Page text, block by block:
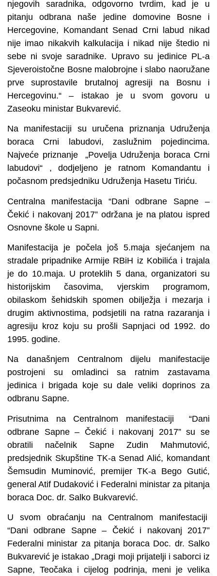
njegovih saradnika, odgovorno tvrdim, kad je u
pitanju odbrana naše jedine domovine Bosne i
Hercegovine, Komandant Senad Crni labud nikad
nije imao nikakvih kalkulacija i nikad nije štedio ni
sebe ni svoje saradnike. Upravo su jedinice PL-a
Sjeveroistočne Bosne malobrojne i slabo naoružane
prve suprostavile brutalnoj agresiji na Bosnu i
Hercegovinu.“ – istakao je u svom govoru u
Zaseoku ministar Bukvarević.
Na manifestaciji su uručena priznanja Udruženja
boraca Crni labudovi, zaslužnim pojedincima.
Najveće priznanje „Povelja Udruženja boraca Crni
labudovi“ , dodjeljeno je ratnom Komandantu i
počasnom predsjedniku Udruženja Hasetu Tiriću.
Centralna manifestacija “Dani odbrane Sapne –
Čekić i nakovanj 2017” održana je na platou ispred
Osnovne škole u Sapni.
Manifestacija je počela još 5.maja sjećanjem na
stradale pripadnike Armije RBiH iz Kobilića i trajala
je do 10.maja. U proteklih 5 dana, organizatori su
historijskim časovima, vjerskim programom,
obilaskom šehidskih spomen obilježja i mezarja i
drugim aktivnostima, podsjetili na ratna razaranja i
agresiju kroz koju su prošli Sapnjaci od 1992. do
1995. godine.
Na današnjem Centralnom dijelu manifestacije
postrojeni su omladinci sa ratnim zastavama
jedinica i brigada koje su dale veliki doprinos za
odbranu Sapne.
Prisutnima na Centralnom manifestaciji “Dani
odbrane Sapne – Čekić i nakovanj 2017” su se
obratili načelnik Sapne Zudin Mahmutović,
predsjednik Skupštine TK-a Senad Alić, komandant
Šemsudin Muminović, premijer TK-a Bego Gutić,
general Atif Dudaković i Federalni ministar za pitanja
boraca Doc. dr. Salko Bukvarević.
U svom obraćanju na Centralnom manifestaciji
“Dani odbrane Sapne – Čekić i nakovanj 2017”
Federalni ministar za pitanja boraca Doc. dr. Salko
Bukvarević je istakao „Dragi moji prijatelji i saborci iz
Sapne, Teočaka i cijelog podrinja, meni je velika